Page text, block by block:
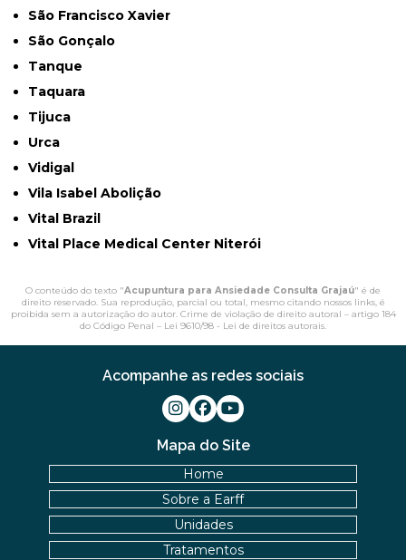
São Francisco Xavier
São Gonçalo
Tanque
Taquara
Tijuca
Urca
Vidigal
Vila Isabel Abolição
Vital Brazil
Vital Place Medical Center Niterói
O conteúdo do texto "Acupuntura para Ansiedade Consulta Grajaú" é de
direito reservado. Sua reprodução, parcial ou total, mesmo citando nossos links, é
proibida sem a autorização do autor. Crime de violação de direito autoral – artigo 184
do Código Penal – Lei 9610/98 - Lei de direitos autorais.
Mapa do Site
Home
Sobre a Earff
Unidades
Tratamentos
Acompanhe as redes sociais